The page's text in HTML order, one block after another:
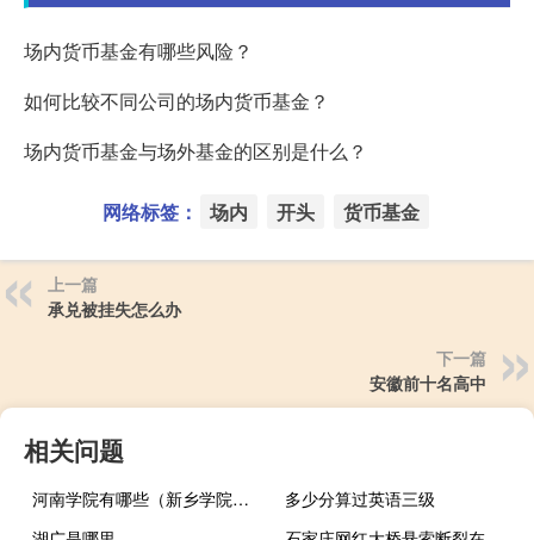
场内货币基金有哪些风险？
如何比较不同公司的场内货币基金？
场内货币基金与场外基金的区别是什么？
网络标签： 场内 开头 货币基金
上一篇
承兑被挂失怎么办
下一篇
安徽前十名高中
相关问题
河南学院有哪些（新乡学院怎么样）
多少分算过英语三级